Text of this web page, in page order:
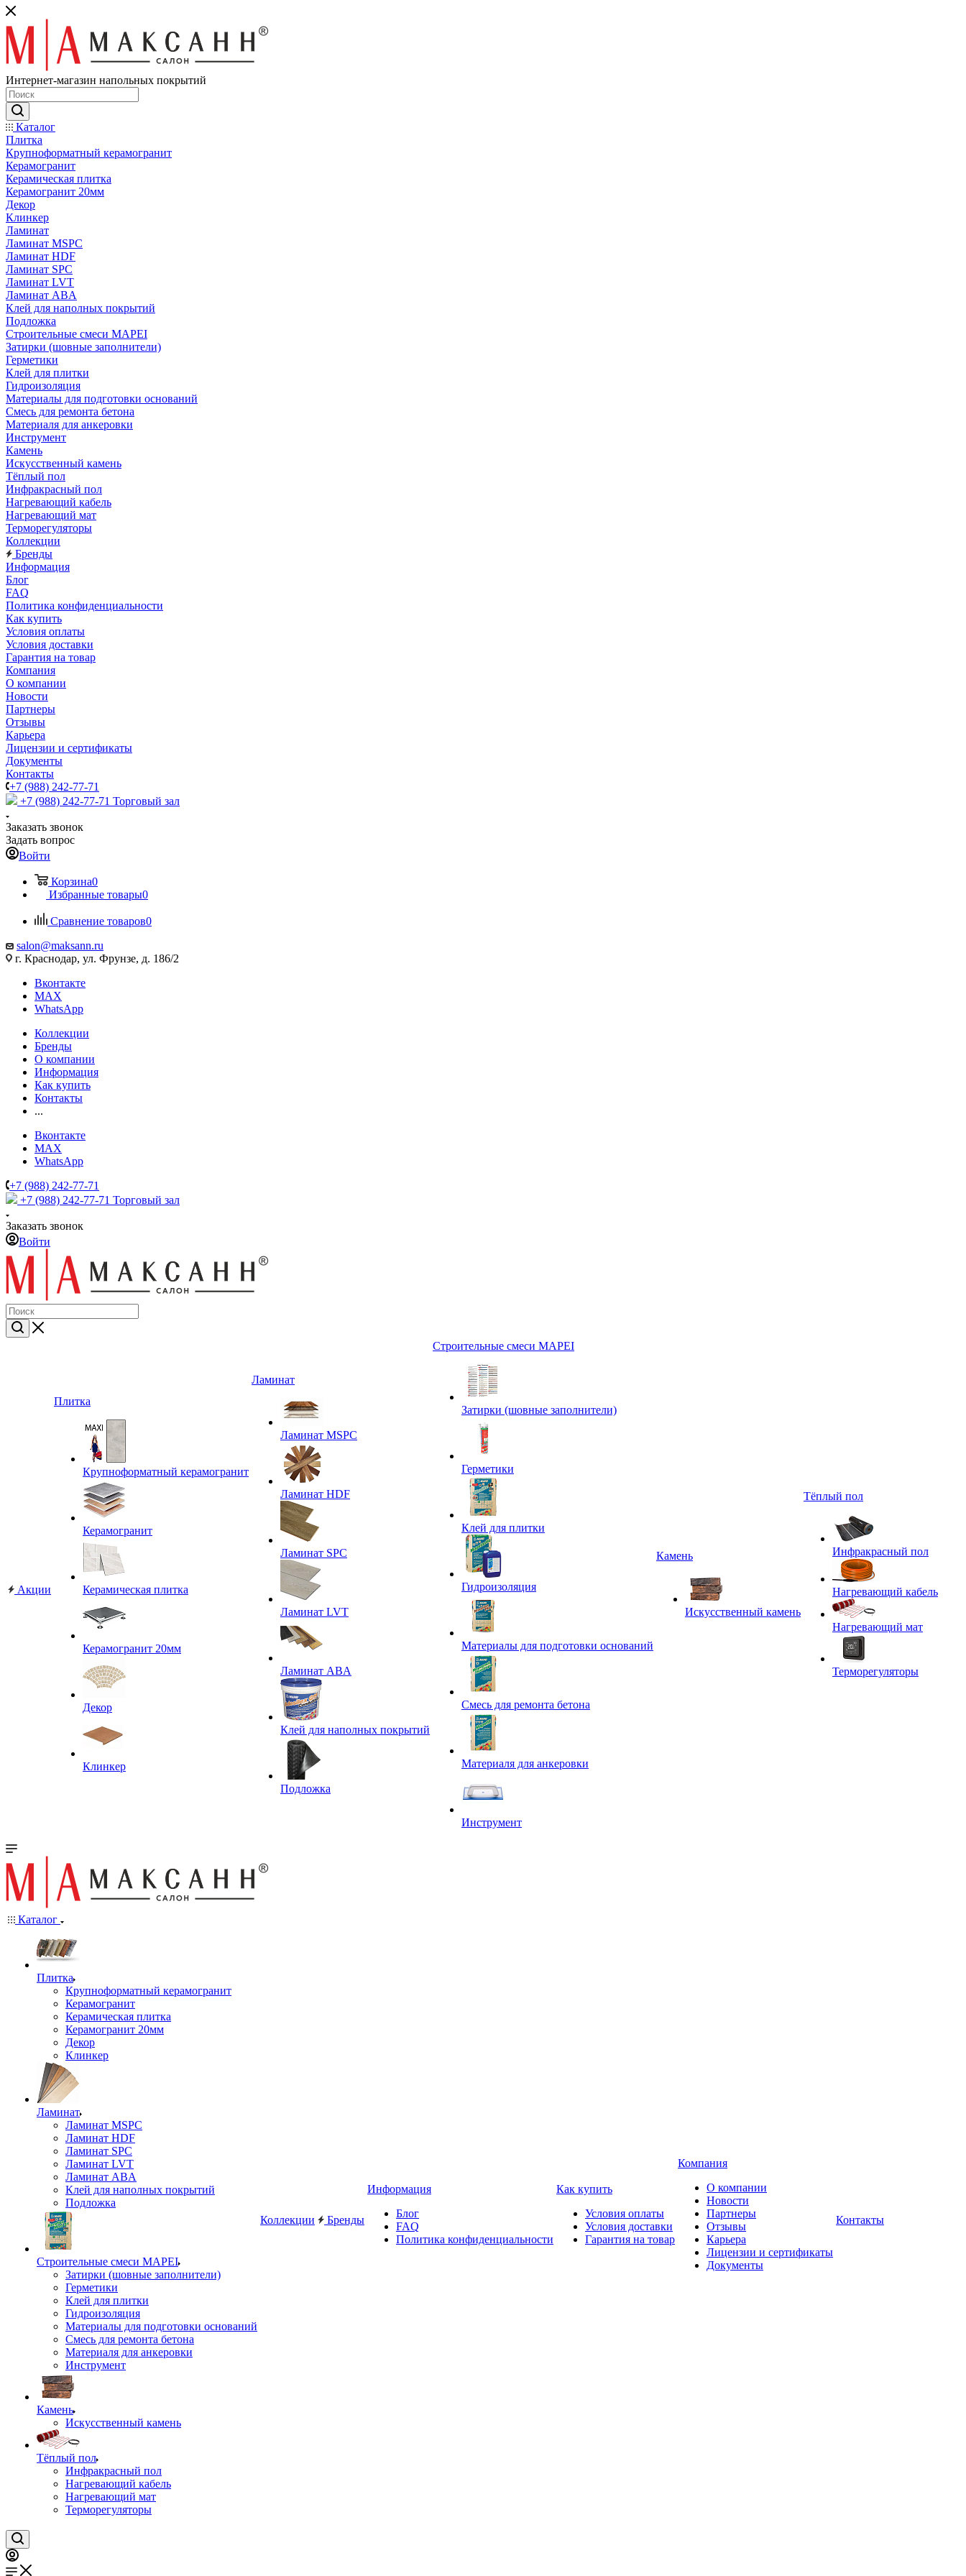
Интернет-магазин напольных покрытий
Каталог
Плитка
Крупноформатный керамогранит
Керамогранит
Керамическая плитка
Керамогранит 20мм
Декор
Клинкер
Ламинат
Ламинат MSPC
Ламинат HDF
Ламинат SPC
Ламинат LVT
Ламинат ABA
Клей для наполных покрытий
Подложка
Строительные смеси MAPEI
Затирки (шовные заполнители)
Герметики
Клей для плитки
Гидроизоляция
Материалы для подготовки оснований
Смесь для ремонта бетона
Материаля для анкеровки
Инструмент
Камень
Искусственный камень
Тёплый пол
Инфракрасный пол
Нагревающий кабель
Нагревающий мат
Терморегуляторы
Коллекции
Бренды
Информация
Блог
FAQ
Политика конфиденциальности
Как купить
Условия оплаты
Условия доставки
Гарантия на товар
Компания
О компании
Новости
Партнеры
Отзывы
Карьера
Лицензии и сертификаты
Документы
Контакты
+7 (988) 242-77-71
+7 (988) 242-77-71 Торговый зал
Заказать звонок
Задать вопрос
Войти
Корзина0
Избранные товары0
Сравнение товаров0
salon@maksann.ru
г. Краснодар, ул. Фрунзе, д. 186/2
Вконтакте
MAX
WhatsApp
Коллекции
Бренды
О компании
Информация
Как купить
Контакты
...
Вконтакте
MAX
WhatsApp
+7 (988) 242-77-71
+7 (988) 242-77-71 Торговый зал
Заказать звонок
Войти
Акции
Плитка
Крупноформатный керамогранит
Керамогранит
Керамическая плитка
Керамогранит 20мм
Декор
Клинкер
Ламинат
Ламинат MSPC
Ламинат HDF
Ламинат SPC
Ламинат LVT
Ламинат ABA
Клей для наполных покрытий
Подложка
Строительные смеси MAPEI
Затирки (шовные заполнители)
Герметики
Клей для плитки
Гидроизоляция
Материалы для подготовки оснований
Смесь для ремонта бетона
Материаля для анкеровки
Инструмент
Камень
Искусственный камень
Тёплый пол
Инфракрасный пол
Нагревающий кабель
Нагревающий мат
Терморегуляторы
Каталог
Плитка
Крупноформатный керамогранит
Керамогранит
Керамическая плитка
Керамогранит 20мм
Декор
Клинкер
Ламинат
Ламинат MSPC
Ламинат HDF
Ламинат SPC
Ламинат LVT
Ламинат ABA
Клей для наполных покрытий
Подложка
Строительные смеси MAPEI
Затирки (шовные заполнители)
Герметики
Клей для плитки
Гидроизоляция
Материалы для подготовки оснований
Смесь для ремонта бетона
Материаля для анкеровки
Инструмент
Камень
Искусственный камень
Тёплый пол
Инфракрасный пол
Нагревающий кабель
Нагревающий мат
Терморегуляторы
Коллекции Бренды
Информация
Блог
FAQ
Политика конфиденциальности
Как купить
Условия оплаты
Условия доставки
Гарантия на товар
Компания
О компании
Новости
Партнеры
Отзывы
Карьера
Лицензии и сертификаты
Документы
Контакты